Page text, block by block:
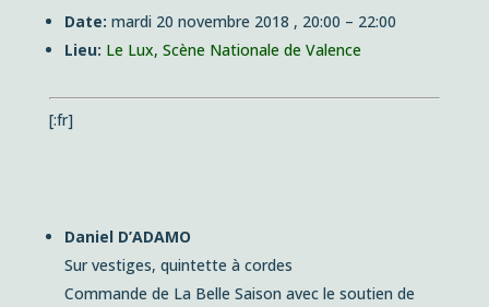
Date: mardi 20 novembre 2018 , 20:00 – 22:00
Lieu: Le Lux, Scène Nationale de Valence
[:fr]
Daniel D’ADAMO
Sur vestiges, quintette à cordes
Commande de La Belle Saison avec le soutien de